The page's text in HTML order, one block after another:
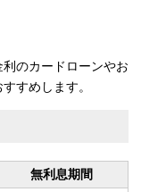
のカードローンやお
すめします。
無利息期間